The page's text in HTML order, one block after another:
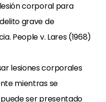
corporal para
grave de
People v. Lares (1968)
lesiones corporales
mientras se
ser presentado